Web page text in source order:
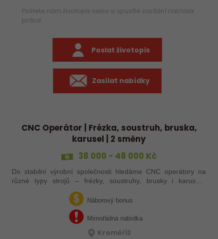
Pošlete nám životopis nebo si spusťte zasílání nabídek
práce
Poslat životopis
Zasílat nabídky
CNC Operátor | Frézka, soustruh, bruska,
karusel | 2 směny
38 000 - 48 000 Kč
Do stabilní výrobní společnosti hledáme CNC operátory na
různé typy strojů – frézky, soustruhy, brusky i karusely.
Uplatnění u nás najdou zkušení obráběči i absolventi
technických oborů, kteří se…Náborový bonus
Mimořádná nabídka
Kroměříž